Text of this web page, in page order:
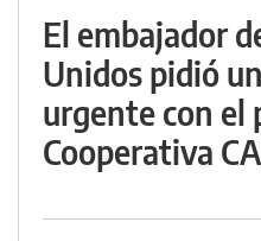
El embajador
Unidos pidió
urgente con el
Cooperativa